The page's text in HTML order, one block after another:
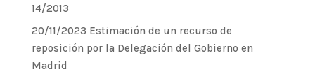
14/2013
20/11/2023 Estimación de un recurso de
reposición por la Delegación del Gobierno en
Madrid